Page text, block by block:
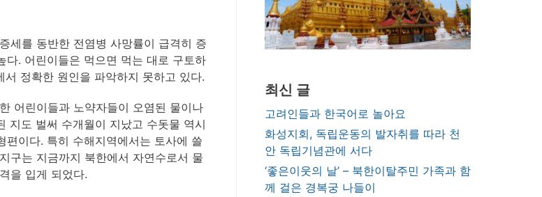
세를 동반한 전염병 사망률이 급격히 증
다. 어린이들은 먹으면 먹는 대로 구토하
정확한 원인을 파악하지 못하고 있다.
어린이들과 노약자들이 오염된 물이나
지도 벌써 수개월이 지났고 수돗물 역시
이다. 특히 수해지역에서는 토사에 쓸
구는 지금까지 북한에서 자연수로서 물
을 입게 되었다.
최신 글
고려인들과 한국어로 놀아요
화성지회, 독립운동의 발자취를 따라 천
안 독립기념관에 서다
‘좋은이웃의 날’ – 북한이탈주민 가족과 함
께 걸은 경복궁 나들이